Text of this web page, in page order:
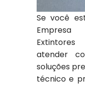
Se você
atender
soluções
técnico e